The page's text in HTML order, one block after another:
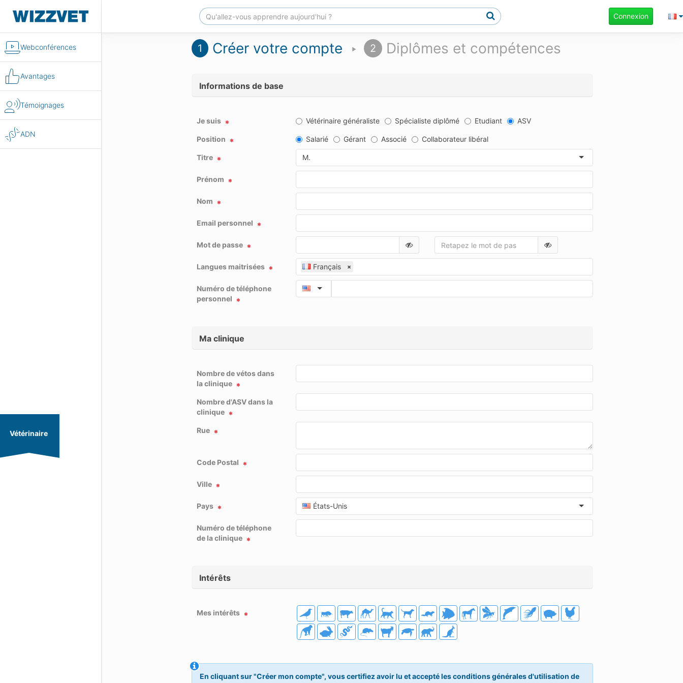
Webconférences
Avantages
Témoignages
ADN
Vétérinaire
Connexion
1 Créer votre compte 2 Diplômes et compétences
Informations de base
Je suis Vétérinaire généraliste Spécialiste diplômé Etudiant ASV
Position Salarié Gérant Associé Collaborateur libéral
Titre M.
Prénom
Nom
Email personnel
Mot de passe
Langues maitrisées Français ×
Numéro de téléphone
personnel
Ma clinique
Nombre de vétos dans
la clinique
Nombre d'ASV dans la
clinique
Rue
Code Postal
Ville
Pays États-Unis
Numéro de téléphone
de la clinique
Intérêts
Mes intérêts
En cliquant sur "Créer mon compte", vous certifiez avoir lu et accepté les conditions générales d'utilisation de